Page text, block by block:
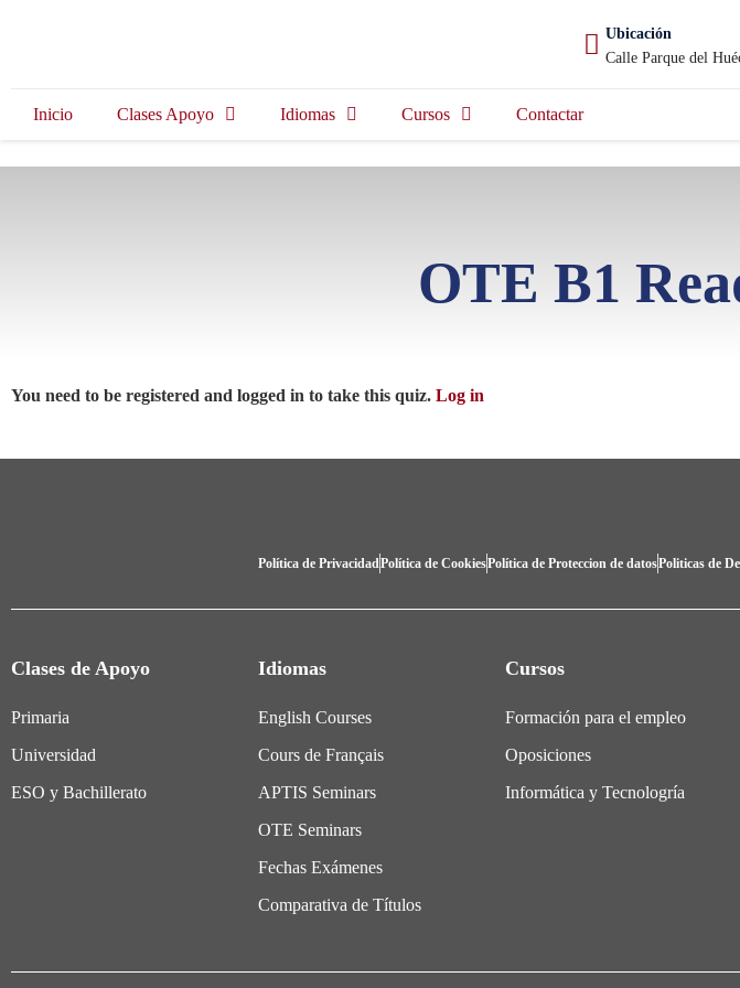
Ubicación
Calle Parque del
Inicio Clases Apoyo Idiomas Cursos Contactar
OTE B1
You need to be registered and logged in to take this quiz. Log in
Política de PrivacidadPolítica de CookiesPolítica de Proteccion de datosPoliticas de
Clases de Apoyo
Primaria
Universidad
ESO y Bachillerato
Idiomas
English Courses
Cours de Français
APTIS Seminars
OTE Seminars
Fechas Exámenes
Comparativa de Títulos
Cursos
Formación para el empleo
Oposiciones
Informática y Tecnologría